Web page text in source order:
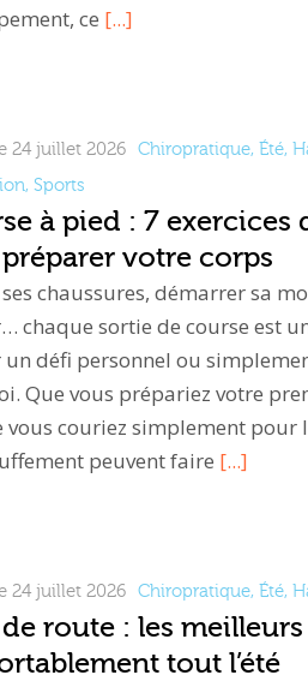
ce [...]
24 juillet 2026 Chiropratique, Été,
, Sports
à pied : 7 exercices
votre corps
chaussures, démarrer sa
chaque sortie de course est
un défi personnel ou
Que vous prépariez votre
vous couriez simplement
peuvent faire [...]
24 juillet 2026 Chiropratique, Été,
route : les
tout l’été